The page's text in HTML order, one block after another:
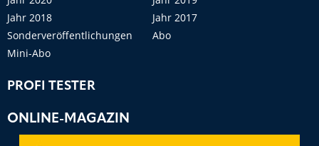
Jahr 2018
Jahr 2017
Sonderveröffentlichungen
Abo
Mini-Abo
PROFI TESTER
ONLINE-MAGAZIN